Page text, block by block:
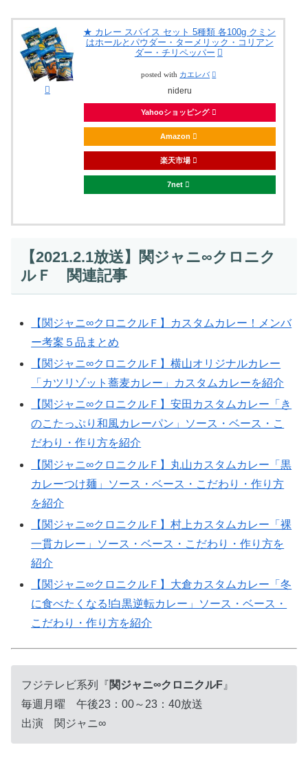
★ カレー スパイス セット 5種類 各100g クミン
はホールとパウダー・ターメリック・コリアン
ダー・チリペッパー
posted with カエレバ
nideru
Yahooショッピング
Amazon
楽天市場
7net
【2021.2.1放送】関ジャニ∞クロニク
ルＦ 関連記事
【関ジャニ∞クロニクルＦ】カスタムカレー！メンバ
ー考案５品まとめ
【関ジャニ∞クロニクルＦ】横山オリジナルカレー
「カツリゾット蕎麦カレー」カスタムカレーを紹介
【関ジャニ∞クロニクルＦ】安田カスタムカレー「き
のこたっぷり和風カレーパン」ソース・ベース・こ
だわり・作り方を紹介
【関ジャニ∞クロニクルＦ】丸山カスタムカレー「黒
カレーつけ麺」ソース・ベース・こだわり・作り方
を紹介
【関ジャニ∞クロニクルＦ】村上カスタムカレー「裸
一貫カレー」ソース・ベース・こだわり・作り方を
紹介
【関ジャニ∞クロニクルＦ】大倉カスタムカレー「冬
に食べたくなる!白黒逆転カレー」ソース・ベース・
こだわり・作り方を紹介
フジテレビ系列『関ジャニ∞クロニクルF 』
毎週月曜 午後23：00～23：40放送
出演 関ジャニ∞